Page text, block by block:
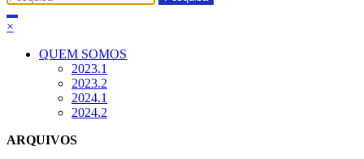
×
QUEM SOMOS
2023.1
2023.2
2024.1
2024.2
ARQUIVOS